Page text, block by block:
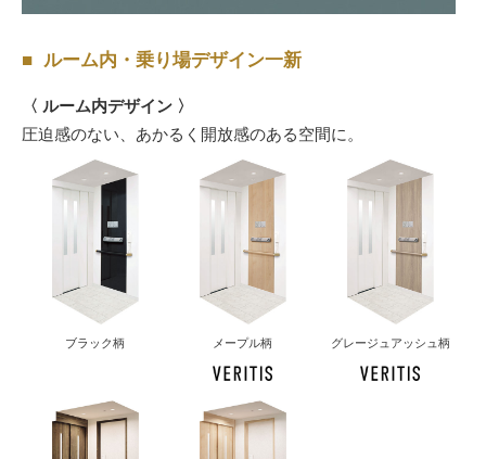
ルーム内・乗り場デザイン一新
〈 ルーム内デザイン 〉
圧迫感のない、あかるく開放感のある空間に。
ブラック柄 メープル柄 グレージュアッシュ柄